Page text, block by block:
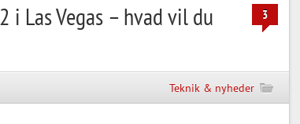
i Las Vegas – hvad vil du
3
Teknik & nyheder